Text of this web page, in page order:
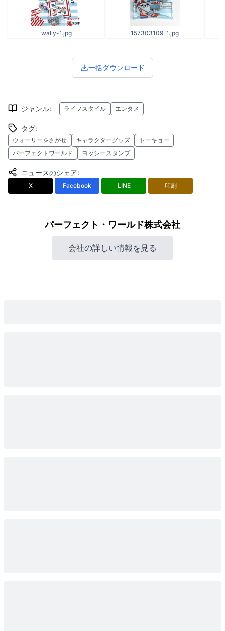
wally-1.jpg 157303109-1.jpg
一括ダウンロード
ジャンル: ライフスタイル エンタメ
タグ:
ウォーリーをさがせ キャラクターグッズ
トーキョー
パーフェクトワールド
ヨッシースタンプ
ニュースのシェア:
X Facebook LINE 印刷
パーフェクト・ワールド株式会社
会社の詳しい情報を見る